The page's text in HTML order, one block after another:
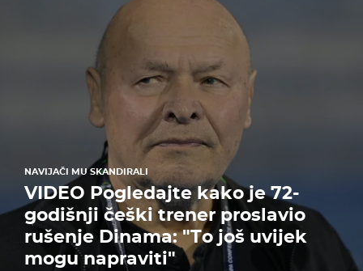
NAVIJAČI MU SKANDIRALI
VIDEO Pogledajte kako je 72-
godišnji češki trener proslavio
rušenje Dinama: "To još uvijek
mogu napraviti"